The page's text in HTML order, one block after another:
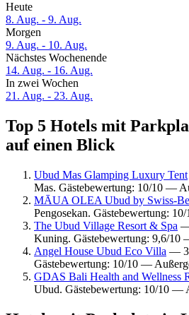
Heute
8. Aug. - 9. Aug.
Morgen
9. Aug. - 10. Aug.
Nächstes Wochenende
14. Aug. - 16. Aug.
In zwei Wochen
21. Aug. - 23. Aug.
Top 5 Hotels mit
auf einen Blick
Ubud Mas Glamping Luxury Tent
Mas. Gästebewertung: 10/10 —
MĀUA OLEA Ubud by Swiss-
Pengosekan. Gästebewertung:
The Ubud Village Resort & Spa —
Kuning. Gästebewertung: 9,6/10
Angel House Ubud Eco Villa —
Gästebewertung: 10/10 —
GDAS Bali Health and Wellness
Ubud. Gästebewertung: 10/10 —